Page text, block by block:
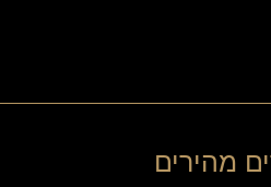
מהירים